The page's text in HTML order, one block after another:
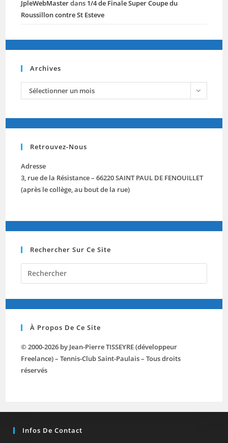
JpleWebMasterdans 1/4 de Finale Super Coupe du
Roussillon contre St Esteve
Archives
archives
Sélectionner un mois
Retrouvez-Nous
Adresse
3, rue de la Résistance – 66220 SAINT PAUL DE FENOUILLET
(après le collège, au bout de la rue)
Rechercher Sur Ce Site
close
À Propos De Ce Site
© 2000-2026 by Jean-Pierre TISSEYRE (développeur
Freelance) – Tennis-Club Saint-Paulais – Tous droits
réservés
Infos De Contact